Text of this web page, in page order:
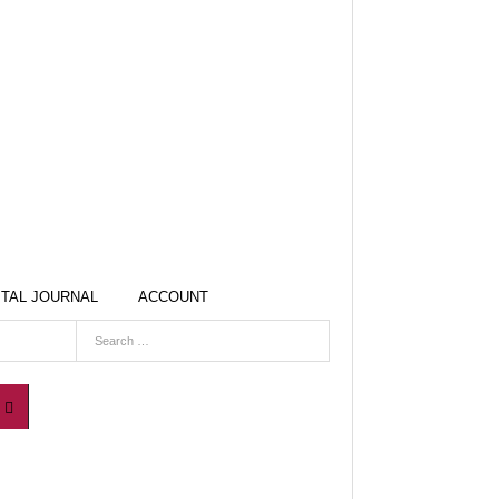
JOURNAL ACCOUNT